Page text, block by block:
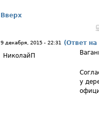
Вверх
9 декабря, 2015 - 22:31
(Ответ
НиколайП
у